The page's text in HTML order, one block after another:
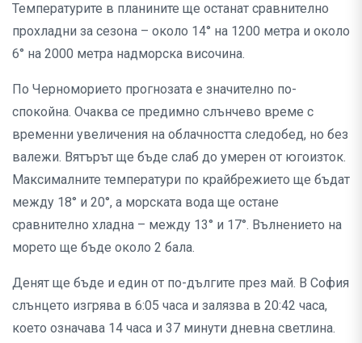
Температурите в планините ще останат сравнително
прохладни за сезона – около 14° на 1200 метра и около
6° на 2000 метра надморска височина.
По Черноморието прогнозата е значително по-
спокойна. Очаква се предимно слънчево време с
временни увеличения на облачността следобед, но без
валежи. Вятърът ще бъде слаб до умерен от югоизток.
Максималните температури по крайбрежието ще бъдат
между 18° и 20°, а морската вода ще остане
сравнително хладна – между 13° и 17°. Вълнението на
морето ще бъде около 2 бала.
Денят ще бъде и един от по-дългите през май. В София
слънцето изгрява в 6:05 часа и залязва в 20:42 часа,
което означава 14 часа и 37 минути дневна светлина.